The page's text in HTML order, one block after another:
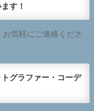
す！
気軽にご連絡くださ
グラファー・コーデ